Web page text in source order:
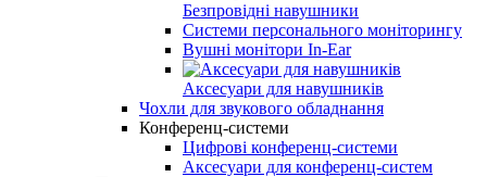
Безпровідні навушники
Системи персонального моніторингу
Вушні монітори In-Ear
Аксесуари для навушників
Чохли для звукового обладнання
Конференц-системи
Цифрові конференц-системи
Аксесуари для конференц-систем